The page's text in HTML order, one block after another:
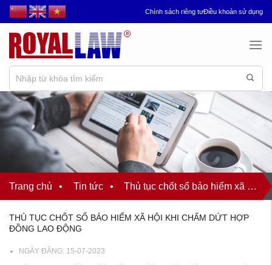
Chuyển
đến
nội
dung
Chính sách riêng tưĐiều khoản sử dụng
Trang chủ • Tin tức • Thủ tục chốt sổ bảo hiểm xã hội khi chấm dứt hợp đồng lao động
THỦ TỤC CHỐT SỔ BẢO HIỂM XÃ HỘI KHI CHẤM DỨT HỢP
ĐỒNG LAO ĐỘNG
NGÀY ĐĂNG: 15-07-2023